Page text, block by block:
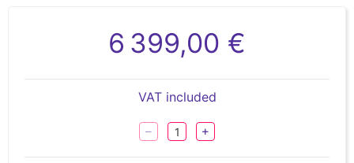
6 399,00 €
VAT included